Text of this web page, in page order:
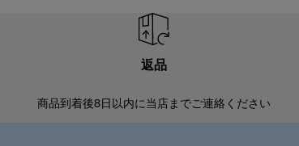
返品
商品到着後8日以内に当店までご連絡ください